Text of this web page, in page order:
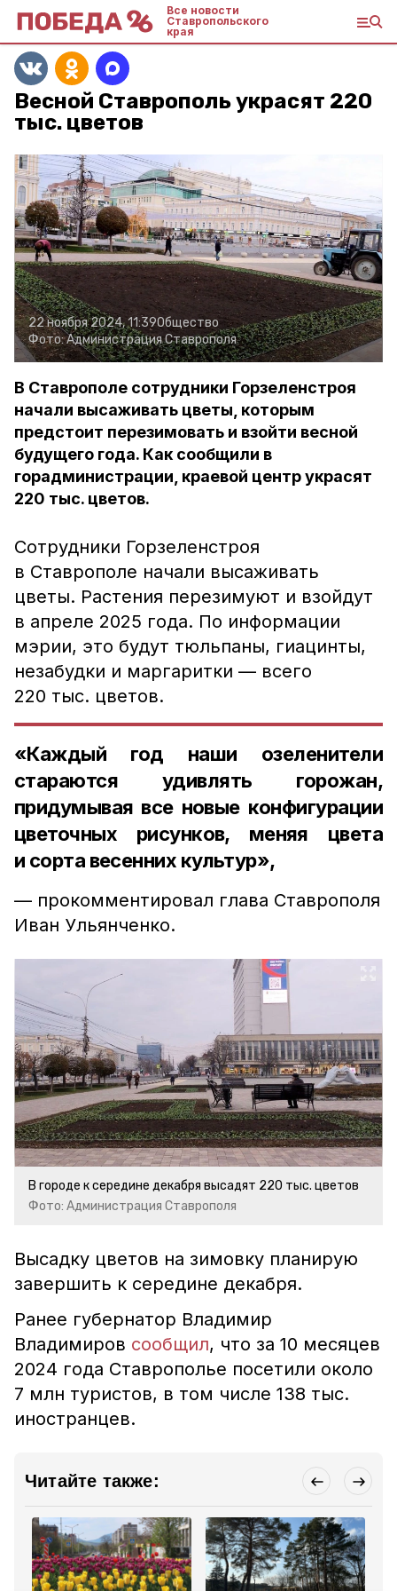
Все новости
Ставропольского
края
Весной Ставрополь украсят 220
тыс. цветов
22 ноября 2024, 11:39Общество
Фото:Администрация Ставрополя
В Ставрополе сотрудники Горзеленстроя
начали высаживать цветы, которым
предстоит перезимовать и взойти весной
будущего года. Как сообщили в
горадминистрации, краевой центр украсят
220 тыс. цветов.
Сотрудники Горзеленстроя
в Ставрополе начали высаживать
цветы. Растения перезимуют и взойдут
в апреле 2025 года. По информации
мэрии, это будут тюльпаны, гиацинты,
незабудки и маргаритки — всего
220 тыс. цветов.
«Каждый год наши озеленители
стараются удивлять горожан,
придумывая все новые конфигурации
цветочных рисунков, меняя цвета
и сорта весенних культур»,
— прокомментировал глава Ставрополя
Иван Ульянченко.
В городе к середине декабря высадят 220 тыс. цветов
Фото: Администрация Ставрополя
Высадку цветов на зимовку планирую
завершить к середине декабря.
Ранее губернатор Владимир
Владимиров сообщил, что за 10 месяцев
2024 года Ставрополье посетили около
7 млн туристов, в том числе 138 тыс.
иностранцев.
Читайте также: